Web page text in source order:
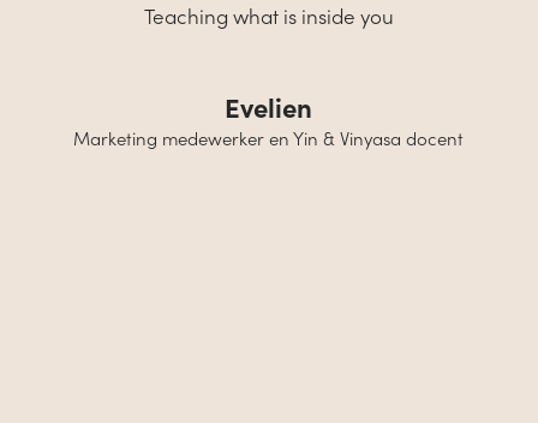
Teaching what is inside you
Sanne
Docent Yin